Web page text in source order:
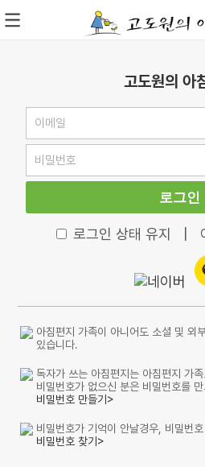
고도원의 아
로그인
로그인 상태 유지
아침편지 가족이 아니어도 소셜 및 외
있습니다.
독자가 쓰는 아침편지는 아침편지 가
비밀번호가 없으신 분은 비밀번호를
비밀번호 만들기>
비밀번호가 기억이 안날경우, 비밀번
비밀번호 찾기>